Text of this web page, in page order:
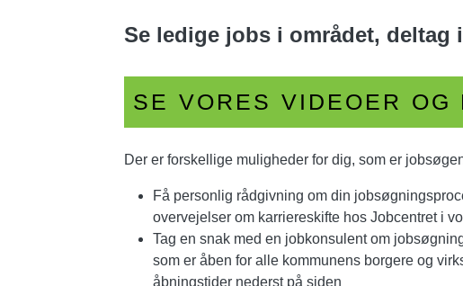
Se ledige jobs i området,
SE VORES VIDEOER
Der er forskellige muligheder for dig, som er
Få personlig rådgivning om din
overvejelser om karriereskifte hos Jobcentret i
Tag en snak med en jobkonsulent om
som er åben for alle kommunens borgere og
åbningstider nederst på siden